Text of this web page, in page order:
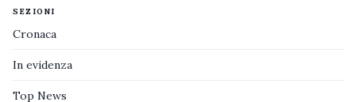
SEZIONI
Cronaca
In evidenza
Top News